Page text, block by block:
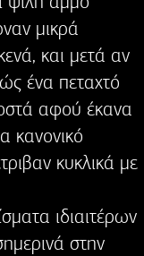
μικρά
και μετά αν
ένα πεταχτό
αφού έκανα
κανονικό
κυκλικά με
ιδιαιτέρων
στην